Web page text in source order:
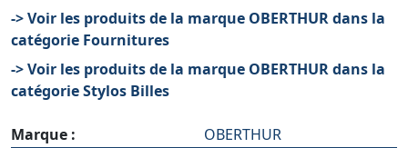
-> Voir les produits de la marque OBERTHUR dans la
catégorie Fournitures
-> Voir les produits de la marque OBERTHUR dans la
catégorie Stylos Billes
Marque :
OBERTHUR